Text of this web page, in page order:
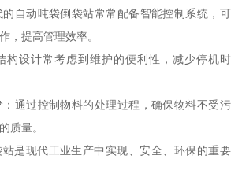
自动吨袋倒袋站常常配备智能控制系统，可
，提高管理效率。
设计常考虑到维护的便利性，减少停机时
通过控制物料的处理过程，确保物料不受污
质量。
是现代工业生产中实现、安全、环保的重要